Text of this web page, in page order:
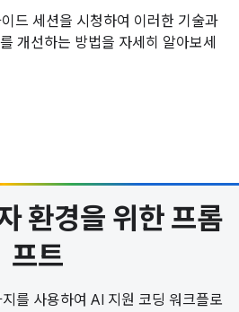
드 세션을 시청하여 이러한 기술과
개선하는 방법을 자세히 알아보세
환경을 위한 프롬
프트
를 사용하여 AI 지원 코딩 워크플로